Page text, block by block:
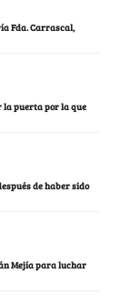
Fda. Carrascal,
la puerta por la que
de haber sido
Mejía para luchar